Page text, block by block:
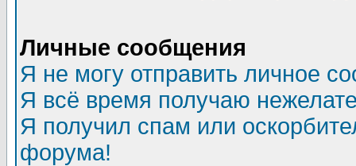
Личные сообщения
Я не могу отправить личное
Я всё время получаю
Я получил спам или
форума!